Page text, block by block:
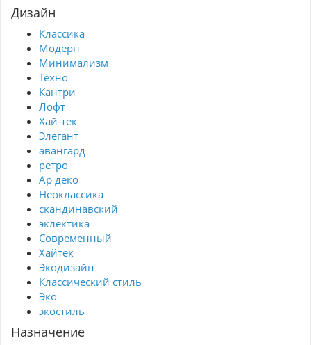
Дизайн
Классика
Модерн
Минимализм
Техно
Кантри
Лофт
Хай-тек
Элегант
авангард
ретро
Ар деко
Неоклассика
скандинавский
эклектика
Современный
Хайтек
Экодизайн
Классический стиль
Эко
экостиль
Назначение